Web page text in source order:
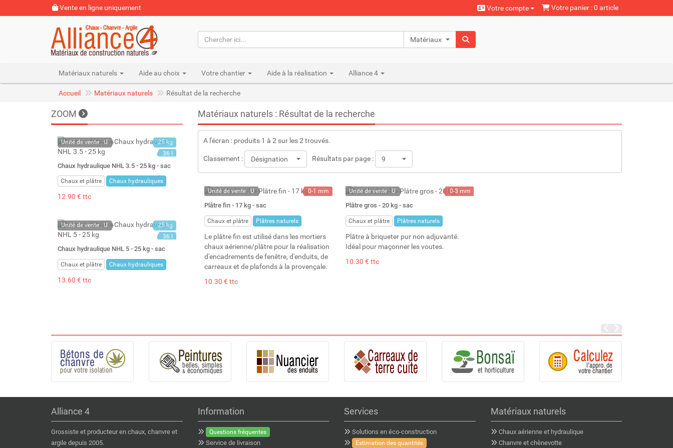
Vente en ligne uniquement Votre compte Votre panier : 0 article
Matériaux naturels
Matériaux naturels Aide au choix Votre chantier Aide à la réalisation Alliance 4
Accueil Matériaux naturels Résultat de la recherche
ZOOM
Unité de vente : U
25 kg
36 l
Chaux hydraulique NHL 3.5 - 25 kg - sac
Chaux et plâtre Chaux hydrauliques
12.90 € ttc
Unité de vente : U
25 kg
36 l
Chaux hydraulique NHL 5 - 25 kg - sac
Chaux et plâtre Chaux hydrauliques
13.60 € ttc
Matériaux naturels : Résultat de la recherche
A l'écran : produits 1 à 2 sur les 2 trouvés.
Classement : Désignation Résultats par page : 9
Unité de vente : U
En stock
Stock : 59
0-1 mm
Plâtre fin - 17 kg - sac
Chaux et plâtre Plâtres naturels
Le plâtre fin est utilisé dans les mortiers
chaux aérienne/plâtre pour la réalisation
d'encadrements de fenêtre, d'enduits, de
carreaux et de plafonds à la provençale.
10.30 € ttc
Unité de vente : U
En stock permanent
Stock : 352
0-3 mm
Plâtre gros - 20 kg - sac
Chaux et plâtre Plâtres naturels
Plâtre à briqueter pur non adjuvanté.
Idéal pour maçonner les voutes.
10.30 € ttc
Alliance 4
Grossiste et producteur en chaux, chanvre et
argile depuis 2005.
Information
Questions fréquentes
Service de livraison
Services
Solutions en éco-construction
Estimation des quantités
Matériaux naturels
Chaux aérienne et hydraulique
Chanvre et chènevotte